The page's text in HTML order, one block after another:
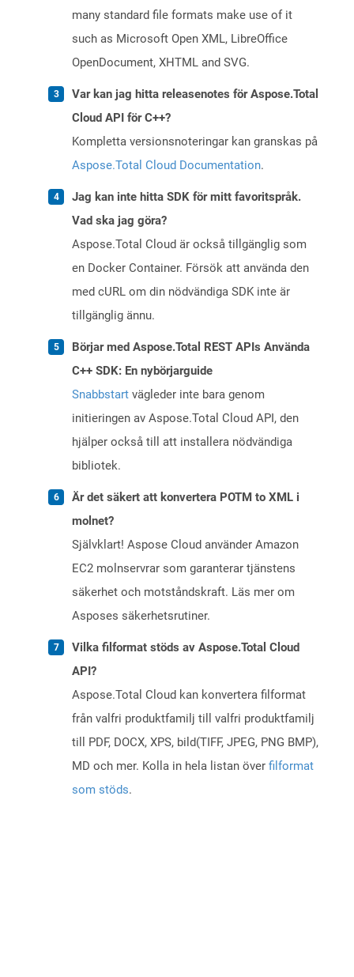
many standard file formats make use of it
such as Microsoft Open XML, LibreOffice
OpenDocument, XHTML and SVG.
Var kan jag hitta releasenotes för Aspose.Total
Cloud API för C++?
Kompletta versionsnoteringar kan granskas på
Aspose.Total Cloud Documentation.
Jag kan inte hitta SDK för mitt favoritspråk.
Vad ska jag göra?
Aspose.Total Cloud är också tillgänglig som
en Docker Container. Försök att använda den
med cURL om din nödvändiga SDK inte är
tillgänglig ännu.
Börjar med Aspose.Total REST APIs Använda
C++ SDK: En nybörjarguide
Snabbstart vägleder inte bara genom
initieringen av Aspose.Total Cloud API, den
hjälper också till att installera nödvändiga
bibliotek.
Är det säkert att konvertera POTM to XML i
molnet?
Självklart! Aspose Cloud använder Amazon
EC2 molnservrar som garanterar tjänstens
säkerhet och motståndskraft. Läs mer om
Asposes säkerhetsrutiner.
Vilka filformat stöds av Aspose.Total Cloud
API?
Aspose.Total Cloud kan konvertera filformat
från valfri produktfamilj till valfri produktfamilj
till PDF, DOCX, XPS, bild(TIFF, JPEG, PNG BMP),
MD och mer. Kolla in hela listan över filformat
som stöds.